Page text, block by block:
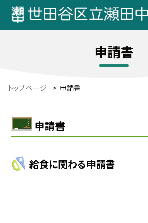
申請書
トップページ > 申請書
申請書
給食に関わる申請書